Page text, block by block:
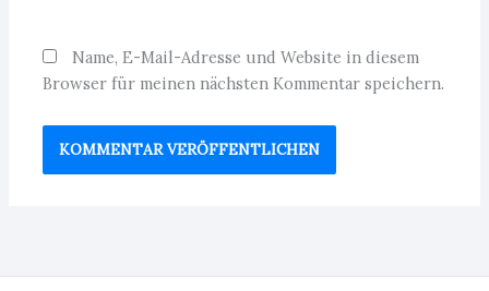
Name, E-Mail-Adresse und Website in diesem
Browser für meinen nächsten Kommentar speichern.